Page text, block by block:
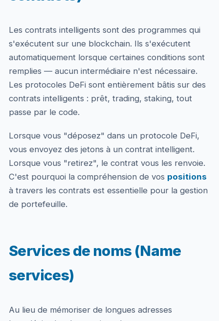
Les contrats intelligents sont des programmes qui
s'exécutent sur une blockchain. Ils s'exécutent
automatiquement lorsque certaines conditions sont
remplies — aucun intermédiaire n'est nécessaire.
Les protocoles DeFi sont entièrement bâtis sur des
contrats intelligents : prêt, trading, staking, tout
passe par le code.
Lorsque vous "déposez" dans un protocole DeFi,
vous envoyez des jetons à un contrat intelligent.
Lorsque vous "retirez", le contrat vous les renvoie.
C'est pourquoi la compréhension de vos positions
à travers les contrats est essentielle pour la gestion
de portefeuille.
Services de noms (Name
services)
Au lieu de mémoriser de longues adresses